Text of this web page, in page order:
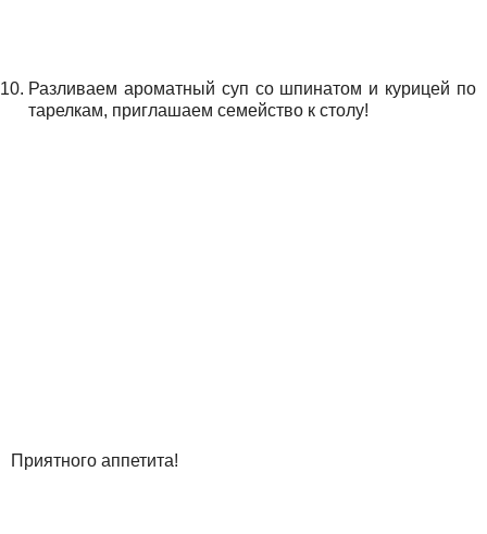
Разливаем ароматный суп со шпинатом и курицей по
тарелкам, приглашаем семейство к столу!
Приятного аппетита!